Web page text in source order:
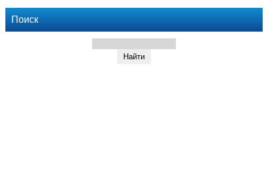
Поиск